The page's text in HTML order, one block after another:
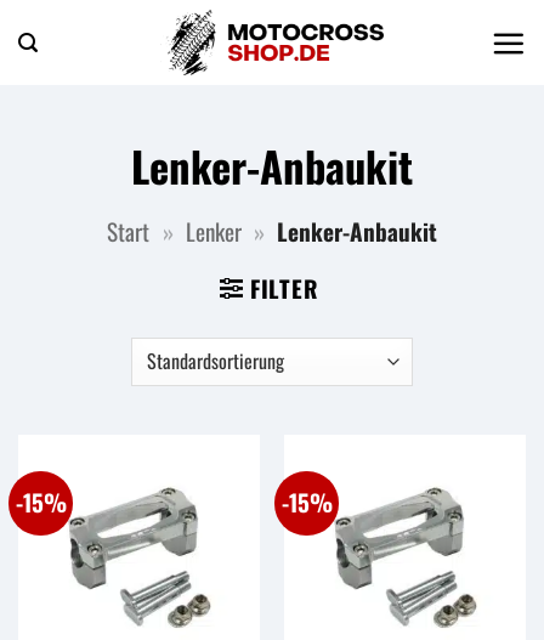
Inhalt
Lenker-Anbaukit
Start » Lenker » Lenker-Anbaukit
FILTER
-15% -15%